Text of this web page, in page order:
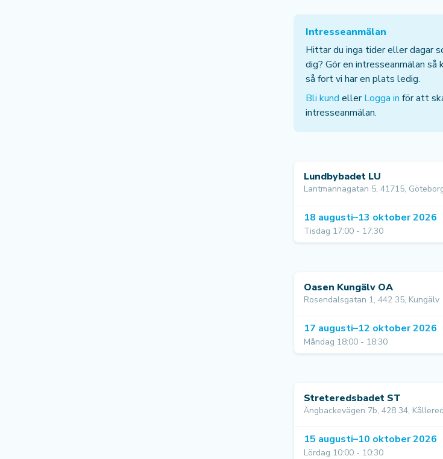
Intresseanmälan
Hittar du inga tider eller dagar
dig? Gör en intresseanmälan så
så fort vi har en plats ledig.
Bli kund ellerLogga in för att
intresseanmälan.
Lundbybadet LU
Lantmannagatan 5, 41715,
18 augusti–13 oktober 2026
Tisdag 17:00 - 17:30
Oasen Kungälv OA
Rosendalsgatan 1, 442 35, Kungälv
17 augusti–12 oktober 2026
Måndag 18:00 - 18:30
Streteredsbadet ST
Ängbackevägen 7b, 428 34, Kållered
15 augusti–10 oktober 2026
Lördag 10:00 - 10:30